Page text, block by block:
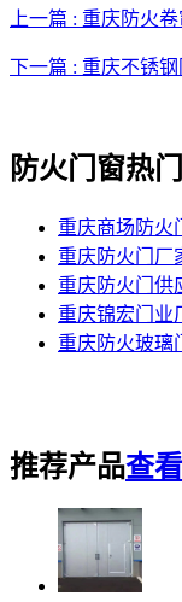
上一篇 : 重庆防火
下一篇 : 重庆不锈
防火门窗热
重庆商场防火
重庆防火门厂
重庆防火门供
重庆锦宏门业
重庆防火玻璃
推荐产品查